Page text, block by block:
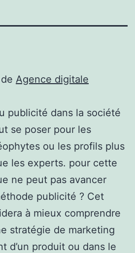
Agence digitale
publicité dans la société
se poser pour les
ou les profils plus
les experts. pour cette
ne peut pas avancer
publicité ? Cet
à mieux comprendre
stratégie de marketing
d’un produit ou dans le